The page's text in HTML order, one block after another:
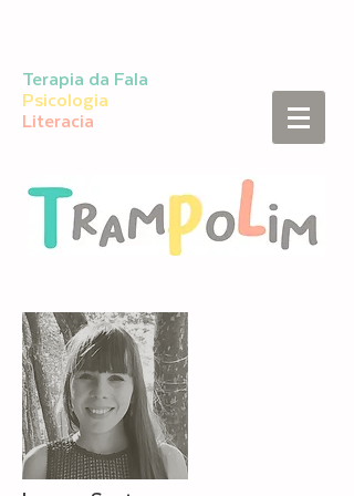
Terapia da Fala
Psicologia
Literacia